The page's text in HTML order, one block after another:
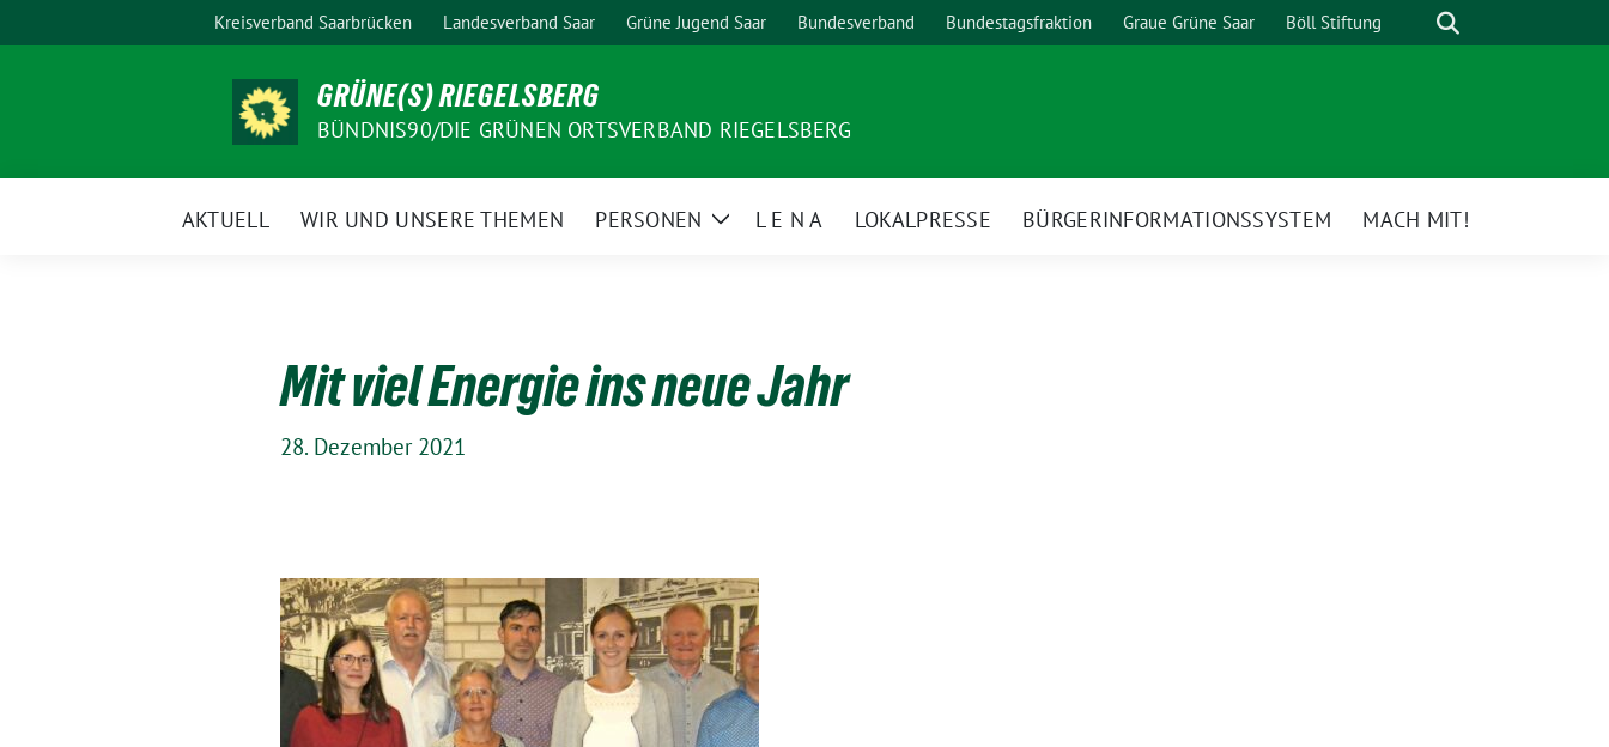
zum
Kreisverband Saarbrücken Landesverband Saar Grüne Jugend Saar Bundesverband Bundestagsfraktion Graue Grüne Saar Böll Stiftung Suche
GRÜNE(S) RIEGELSBERG
BÜNDNIS90/DIE GRÜNEN ORTSVERBAND RIEGELSBERG
AKTUELL WIR UND UNSERE THEMEN PERSONEN
ZeigeL E N A LOKALPRESSE BÜRGERINFORMATIONSSYSTEM MACH MIT!
Mit viel Energie ins neue Jahr
28. Dezember 2021